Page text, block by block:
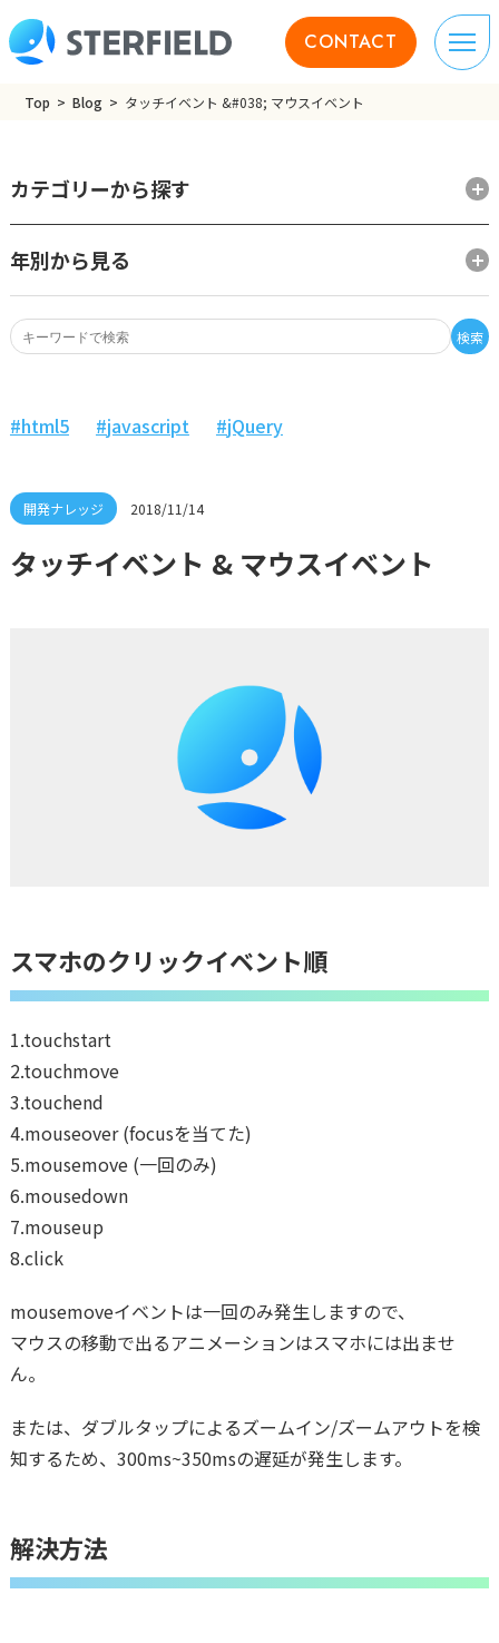
CONTACT
Top Blog タッチイベント &#038; マウスイベント
検索
カテゴリーから探す
年別から見る
2018/11/14
html5 javascript jQuery
タッチイベント & マウスイベント
スマホのクリックイベント順
1.touchstart
2.touchmove
3.touchend
4.mouseover (focusを当てた)
5.mousemove (一回のみ)
6.mousedown
7.mouseup
8.click
mousemoveイベントは一回のみ発生しますので、
マウスの移動で出るアニメーションはスマホには出ませ
ん。
または、ダブルタップによるズームイン/ズームアウトを検
知するため、300ms~350msの遅延が発生します。
解決方法